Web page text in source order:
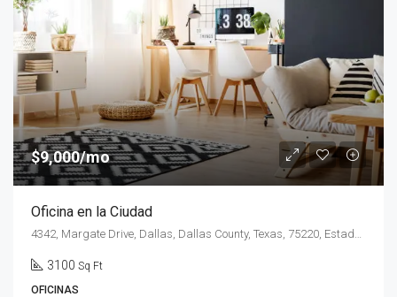
$9,000/mo
Oficina en la Ciudad
3100 Sq Ft
OFICINAS